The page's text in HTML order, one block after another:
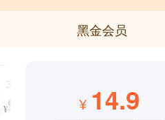
黑金会员
3个月
¥99 ¥ 14.9